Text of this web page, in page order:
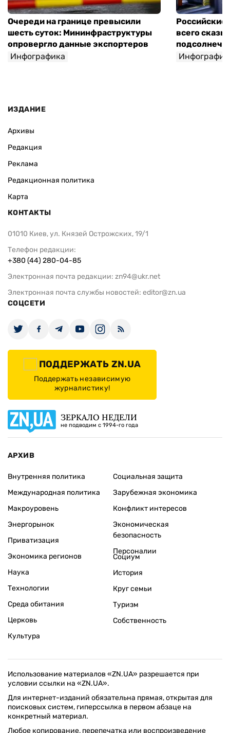
Очереди на границе превысили
шесть суток: Мининфраструктуры
опровергло данные экспортеров
Инфографика
Российские
всего
ИЗДАНИЕ
Архивы
Редакция
Реклама
Редакционная политика
Карта
КОНТАКТЫ
01010 Киев, ул. Князей Острожских, 19/1
Телефон редакции:
+380 (44) 280-04-85
Электронная почта редакции: zn94@ukr.net
Электронная почта службы новостей: editor@zn.ua
СОЦСЕТИ
ПОДДЕРЖАТЬ ZN.UA
Поддержать независимую
журналистику!
ЗЕРКАЛО НЕДЕЛИ
не подводим с 1994-го года
АРХИВ
Внутренняя политика
Международная политика
Макроуровень
Энергорынок
Приватизация
Экономика регионов
Социальная защита
Зарубежная экономика
Конфликт интересов
Экономическая
безопасность
Персоналии
Наука
Технологии
Среда обитания
Церковь
Культура
Социум
История
Круг семьи
Туризм
Собственность
Использование материалов «ZN.UA» разрешается при
условии ссылки на «ZN.UA».
Для интернет-изданий обязательна прямая, открытая для
поисковых систем, гиперссылка в первом абзаце на
конкретный материал.
Любое копирование, перепечатка или воспроизведение